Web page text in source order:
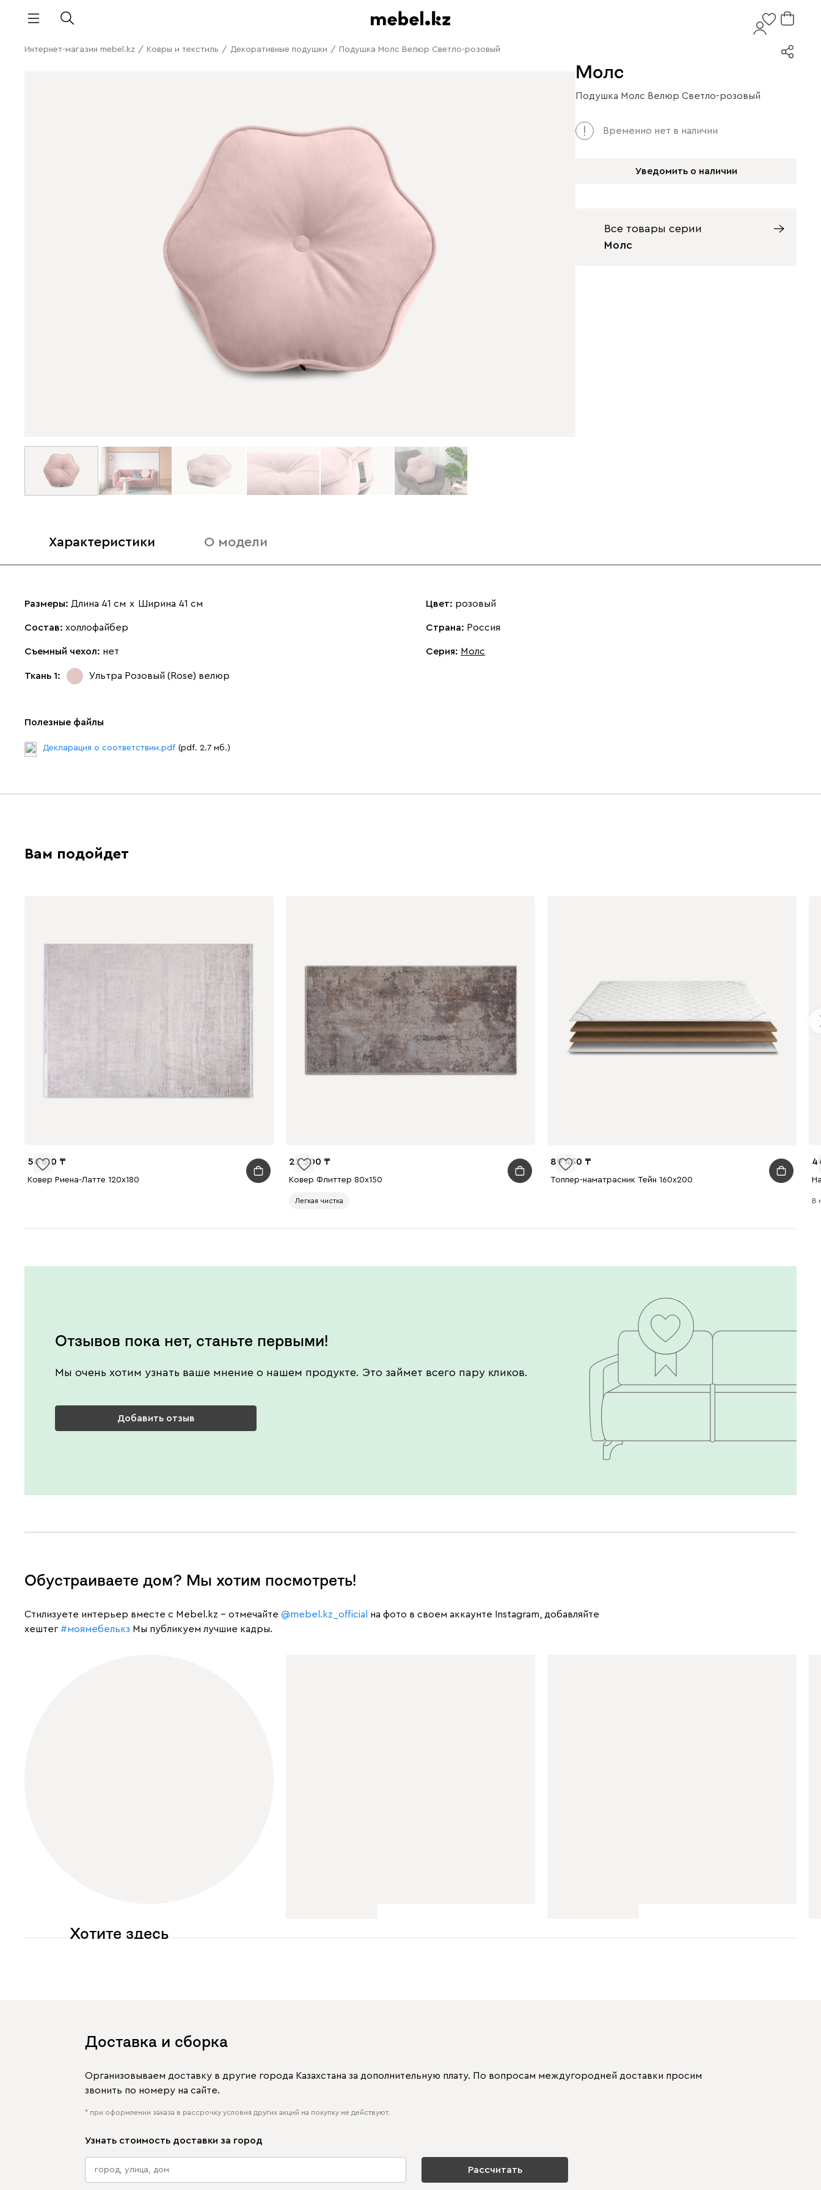
Интернет-магазин mebel.kz / Ковры и текстиль / Декоративные подушки / Подушка Молс Велюр Светло-розовый
Молс
Подушка Молс Велюр Светло-розовый
Временно нет в наличии
Уведомить о наличии
Все товары серии
Молс
Характеристики О модели
Размеры: Длина 41 см х Ширина 41 см
Состав: холлофайбер
Съемный чехол: нет
Ткань 1: Ультра Розовый (Rose) велюр
Цвет: розовый
Страна: Россия
Серия: Молс
Полезные файлы
Декларация о соответствии.pdf (pdf. 2.7 мб.)
Вам подойдет
56 610
Ковер Риена-Латте 120x180
22 300
Ковер Флиттер 80x150
Легкая чистка
89 430
Топпер-наматрасник Тейн 160x200
В
Отзывов пока нет, станьте первыми!
Мы очень хотим узнать ваше мнение о нашем продукте. Это займет всего пару кликов.
Добавить отзыв
Обустраиваете дом? Мы хотим посмотреть!
Cтилизуете интерьер вместе с Mebel.kz – отмечайте @mebel.kz_official
на фото в своем аккаунте Instagram, добавляйте
хештег #моямебелькз Мы публикуем лучшие кадры.
Хотите здесь
Доставка и сборка
Организовываем доставку в другие города Казахстана за дополнительную плату. По вопросам междугородней доставки просим
звонить по номеру на сайте.
* при оформлении заказа в рассрочку условия других акций на покупку не действуют.
Узнать стоимость доставки за город
Рассчитать